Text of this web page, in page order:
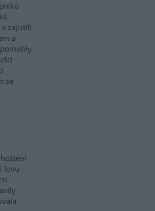
zajistili
a
se
lovu